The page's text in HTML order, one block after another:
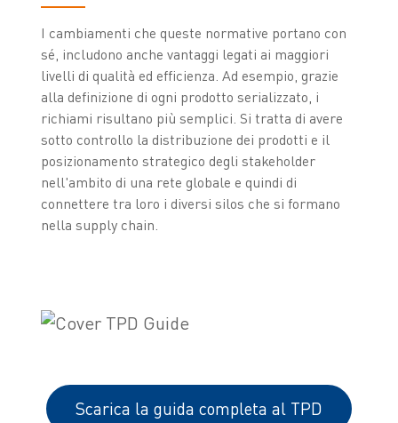
I cambiamenti che queste normative portano con
sé, includono anche vantaggi legati ai maggiori
livelli di qualità ed efficienza. Ad esempio, grazie
alla definizione di ogni prodotto serializzato, i
richiami risultano più semplici. Si tratta di avere
sotto controllo la distribuzione dei prodotti e il
posizionamento strategico degli stakeholder
nell'ambito di una rete globale e quindi di
connettere tra loro i diversi silos che si formano
nella supply chain.
Scarica la guida completa al TPD